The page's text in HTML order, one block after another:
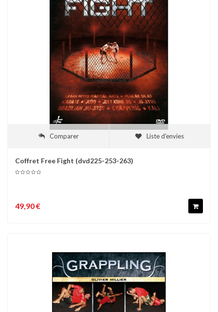
Comparer Liste d'envies
Coffret Free Fight (dvd225-253-263)
49,90 €